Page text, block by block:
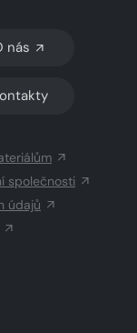
nás
společnosti
údajů